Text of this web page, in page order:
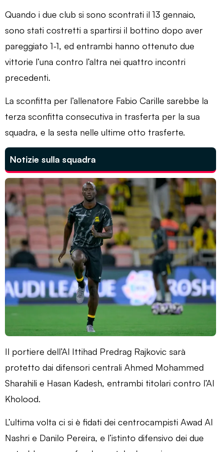
Quando i due club si sono scontrati il 13 gennaio,
sono stati costretti a spartirsi il bottino dopo aver
pareggiato 1-1, ed entrambi hanno ottenuto due
vittorie l’una contro l’altra nei quattro incontri
precedenti.
La sconfitta per l’allenatore Fabio Carille sarebbe la
terza sconfitta consecutiva in trasferta per la sua
squadra, e la sesta nelle ultime otto trasferte.
Notizie sulla squadra
Il portiere dell’Al Ittihad Predrag Rajkovic sarà
protetto dai difensori centrali Ahmed Mohammed
Sharahili e Hasan Kadesh, entrambi titolari contro l’Al
Kholood.
L’ultima volta ci si è fidati dei centrocampisti Awad Al
Nashri e Danilo Pereira, e l’istinto difensivo dei due